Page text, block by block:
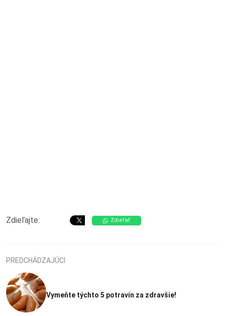
Zdieľajte: Zdieľať
PREDCHÁDZAJÚCI
Vymeňte týchto 5 potravín za zdravšie!